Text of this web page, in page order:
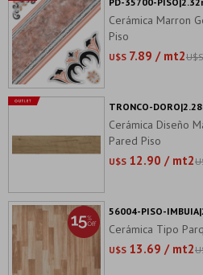
Cerámica Marron
Piso
U$S 7.89 / mt2U$S
Cerámica Diseño
Pared Piso
U$S 12.90 / mt2
TRONCO-
Cerámica Tipo
U$S 13.69 / mt2
56004-PISO-